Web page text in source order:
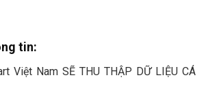
tin:
Việt Nam SẼ THU THẬP DỮ LIỆU CÁ